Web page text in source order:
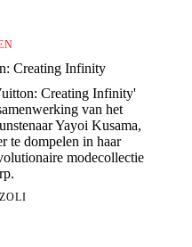
Creating Infinity
Creating Infinity'
van het
Yayoi Kusama,
te dompelen in haar
modecollectie